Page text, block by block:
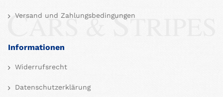
Versand und Zahlungsbedingungen
Informationen
Widerrufsrecht
Datenschutzerklärung